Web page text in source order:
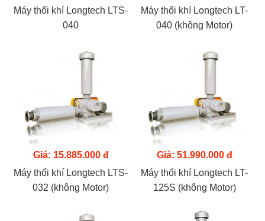
Máy thổi khí Longtech LTS-
040
Máy thổi khí Longtech LT-
040 (không Motor)
Giá: 15.885.000 đ
Máy thổi khí Longtech LTS-
032 (không Motor)
Giá: 51.990.000 đ
Máy thổi khí Longtech LT-
125S (không Motor)